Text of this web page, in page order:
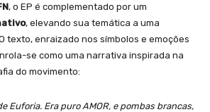
, o EP é complementado por um
, elevando sua temática a uma
texto, enraizado nos símbolos e emoções
se como uma narrativa inspirada na
do movimento:
Euforia. Era puro AMOR, e pombas brancas,